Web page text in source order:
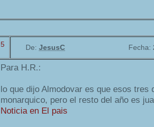
5 De: JesusC Fecha:
Para H.R.:
lo que dijo Almodovar es que esos tres
monarquico, pero el resto del año es
Noticia en El pais